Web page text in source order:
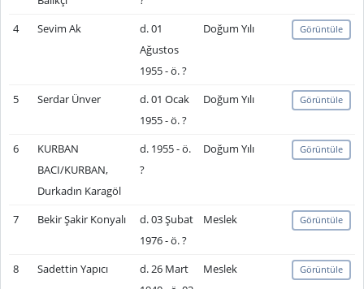
4 Sevim Ak
d. 01
Ağustos
1955 - ö. ?
Doğum Yılı Görüntüle
5 Serdar Ünver
d. 01 Ocak
1955 - ö. ?
Doğum Yılı Görüntüle
6
KURBAN
BACI/KURBAN,
Durkadın Karagöl
d. 1955 - ö.
?
Doğum Yılı Görüntüle
7 Bekir Şakir Konyalı
d. 03 Şubat
1976 - ö. ?
Meslek Görüntüle
8 Sadettin Yapıcı
d. 26 Mart
Meslek Görüntüle